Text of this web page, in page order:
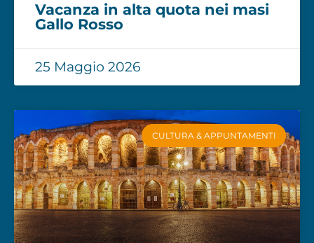
Vacanza in alta quota nei masi
Gallo Rosso
25 Maggio 2026
CULTURA & APPUNTAMENTI